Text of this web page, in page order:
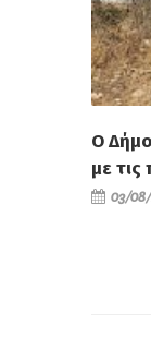
Ο
με τις
03/08/